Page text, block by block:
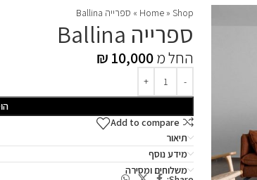
Home » Shop
» ספרייה Ballina
ספרייה Ballina
החל מ ₪ 10,000
Add to compare
תיאור
מידע נוסף
משלוחים ומסירה